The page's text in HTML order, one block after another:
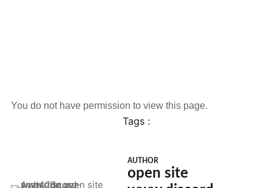
You do not have permission to view this page.
Tags :
AUTHOR
open site